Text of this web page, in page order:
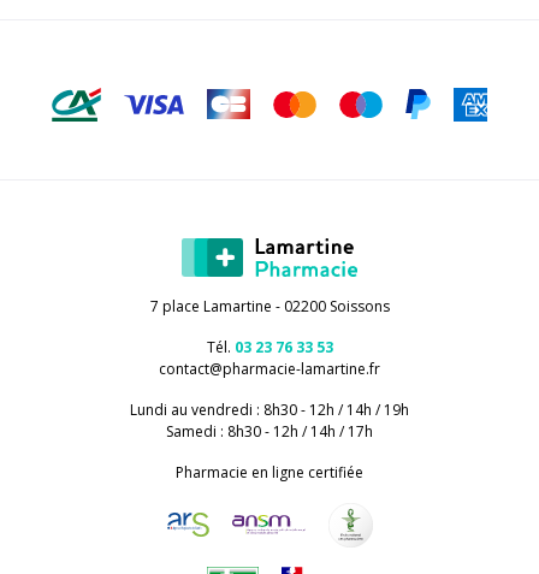
7 place Lamartine - 02200 Soissons
Tél. 03 23 76 33 53
contact@pharmacie-lamartine.fr
Lundi au vendredi : 8h30 - 12h / 14h / 19h
Samedi : 8h30 - 12h / 14h / 17h
Pharmacie en ligne certifiée